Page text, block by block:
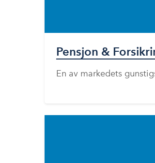
Pensjon &
En av markedets